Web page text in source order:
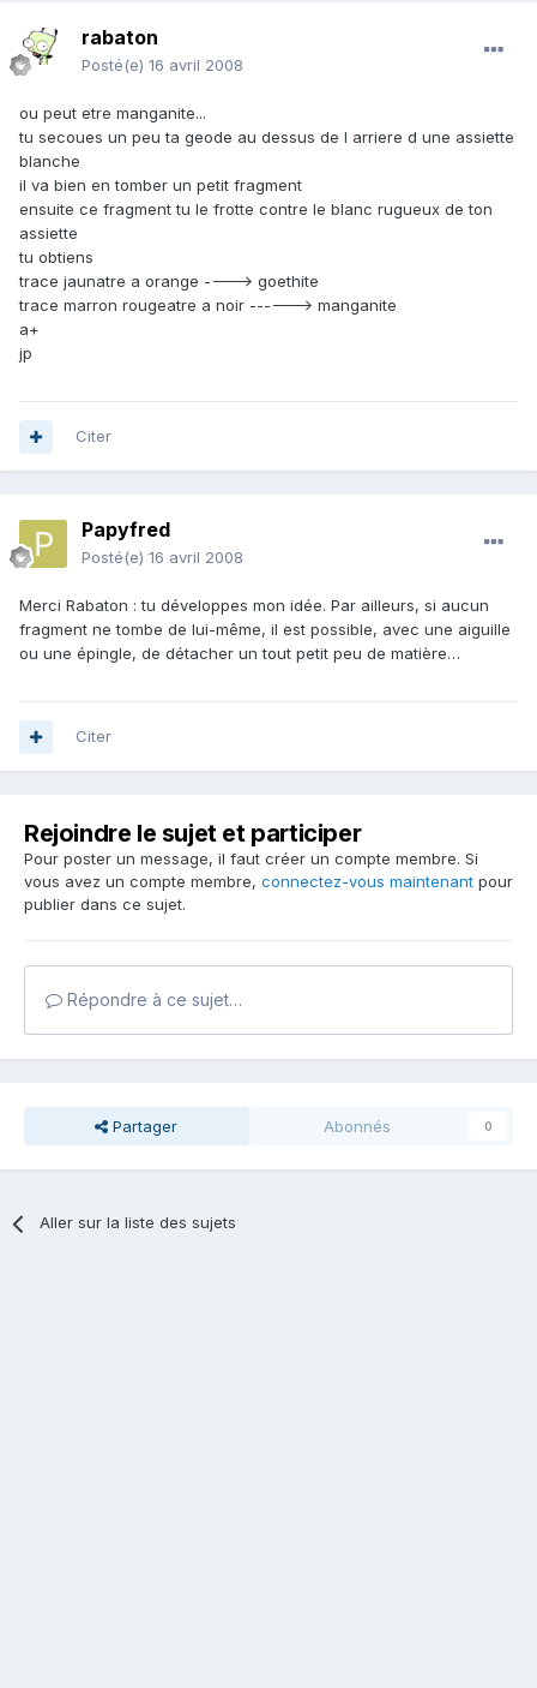
rabaton
Posté(e) 16 avril 2008
ou peut etre manganite...
tu secoues un peu ta geode au dessus de l arriere d une assiette
blanche
il va bien en tomber un petit fragment
ensuite ce fragment tu le frotte contre le blanc rugueux de ton
assiette
tu obtiens
trace jaunatre a orange ----> goethite
trace marron rougeatre a noir ------> manganite
a+
jp
Citer
Papyfred
Posté(e) 16 avril 2008
Merci Rabaton : tu développes mon idée. Par ailleurs, si aucun
fragment ne tombe de lui-même, il est possible, avec une aiguille
ou une épingle, de détacher un tout petit peu de matière…
Citer
Rejoindre le sujet et participer
Pour poster un message, il faut créer un compte membre. Si
vous avez un compte membre, connectez-vous maintenant pour
publier dans ce sujet.
Répondre à ce sujet…
Partager Abonnés 0
Aller sur la liste des sujets